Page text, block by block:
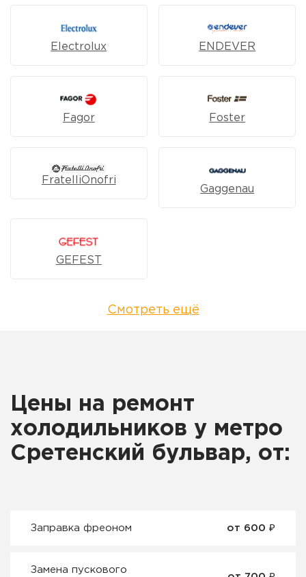
Electrolux ENDEVER
Fagor Foster
FratelliOnofri
Gaggenau
GEFEST
Смотреть ещё
Цены на ремонт
холодильников у метро
Сретенский бульвар, от:
Заправка фреоном от 600 ₽
Замена пускового